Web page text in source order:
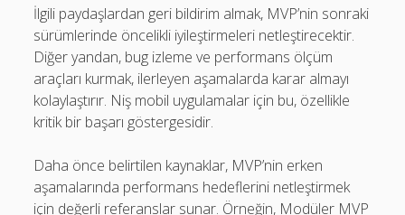
İlgili paydaşlardan geri bildirim almak, MVP’nin sonraki
sürümlerinde öncelikli iyileştirmeleri netleştirecektir.
Diğer yandan, bug izleme ve performans ölçüm
araçları kurmak, ilerleyen aşamalarda karar almayı
kolaylaştırır. Niş mobil uygulamalar için bu, özellikle
kritik bir başarı göstergesidir.
Daha önce belirtilen kaynaklar, MVP’nin erken
aşamalarında performans hedeflerini netleştirmek
için değerli referanslar sunar. Örneğin, Modüler MVP